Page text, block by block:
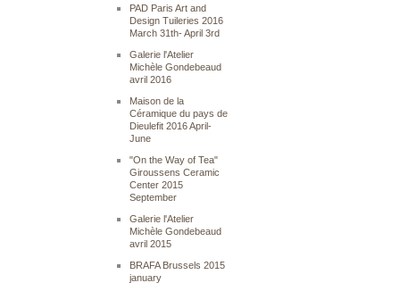
PAD Paris Art and
Design Tuileries 2016
March 31th- April 3rd
Galerie l'Atelier
Michèle Gondebeaud
avril 2016
Maison de la
Céramique du pays de
Dieulefit 2016 April-
June
"On the Way of Tea"
Giroussens Ceramic
Center 2015
September
Galerie l'Atelier
Michèle Gondebeaud
avril 2015
BRAFA Brussels 2015
january